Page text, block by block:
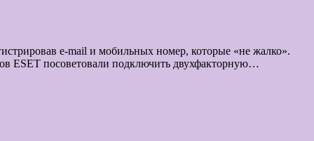
e-mail и мобильных номер, которые «не жалко».
ESET посоветовали подключить двухфакторную…